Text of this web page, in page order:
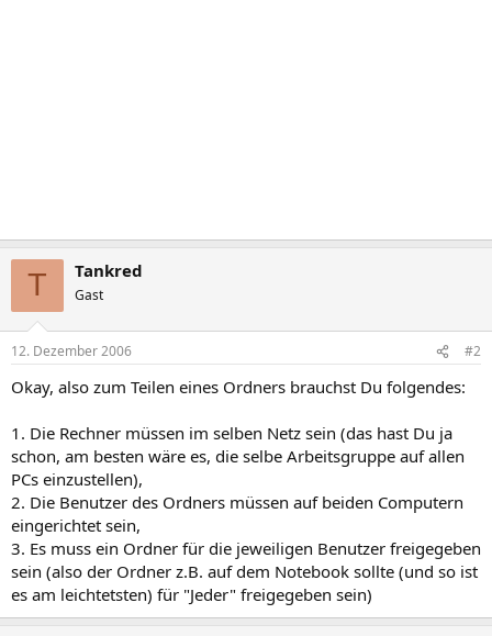
T Tankred
Gast
12. Dezember 2006 #2
Okay, also zum Teilen eines Ordners brauchst Du folgendes:
1. Die Rechner müssen im selben Netz sein (das hast Du ja
schon, am besten wäre es, die selbe Arbeitsgruppe auf allen
PCs einzustellen),
2. Die Benutzer des Ordners müssen auf beiden Computern
eingerichtet sein,
3. Es muss ein Ordner für die jeweiligen Benutzer freigegeben
sein (also der Ordner z.B. auf dem Notebook sollte (und so ist
es am leichtetsten) für "Jeder" freigegeben sein)